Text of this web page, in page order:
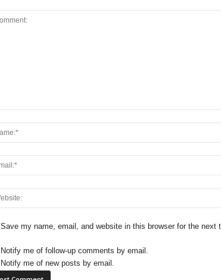
Save my name, email, and website in this browser for the next
Notify me of follow-up comments by email.
Notify me of new posts by email.